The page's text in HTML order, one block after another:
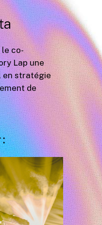
le co-
Lap une
en stratégie
de